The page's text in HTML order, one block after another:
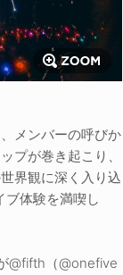
メンバーの呼びか
プが巻き起こり、
界観に深く入り込
体験を満喫し
@fifth（@onefive